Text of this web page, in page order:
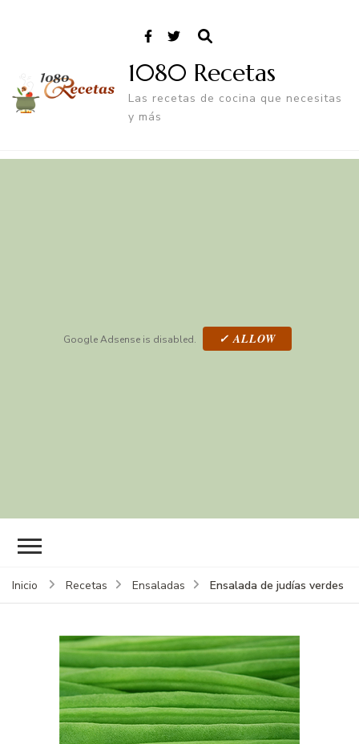
1080 Recetas
Las recetas de cocina que necesitas
y más
Google Adsense is disabled. ✓ ALLOW
Inicio Recetas Ensaladas Ensalada de judías verdes